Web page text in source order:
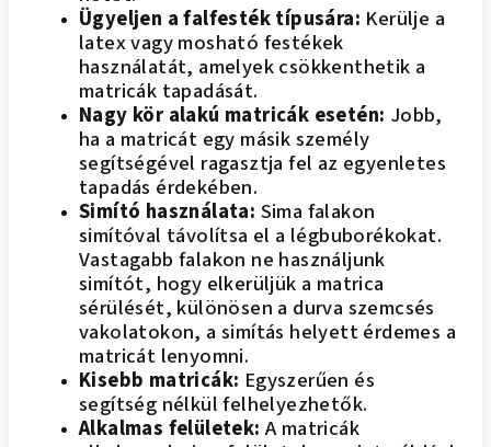
Ügyeljen a falfesték típusára: Kerülje a
latex vagy mosható festékek
használatát, amelyek csökkenthetik a
matricák tapadását.
Nagy kör alakú matricák esetén: Jobb,
ha a matricát egy másik személy
segítségével ragasztja fel az egyenletes
tapadás érdekében.
Simító használata: Sima falakon
simítóval távolítsa el a légbuborékokat.
Vastagabb falakon ne használjunk
simítót, hogy elkerüljük a matrica
sérülését, különösen a durva szemcsés
vakolatokon, a simítás helyett érdemes a
matricát lenyomni.
Kisebb matricák: Egyszerűen és
segítség nélkül felhelyezhetők.
Alkalmas felületek:A matricák